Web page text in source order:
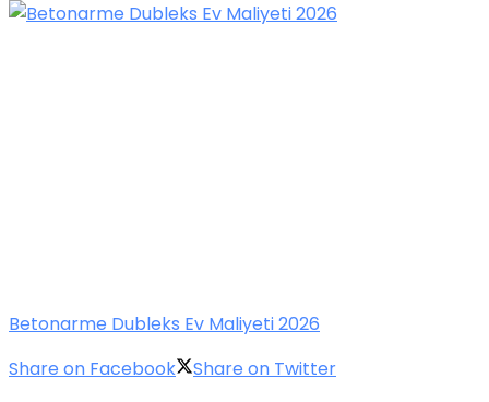
Betonarme Dubleks Ev Maliyeti 2026
Share on Facebook
Share on Twitter